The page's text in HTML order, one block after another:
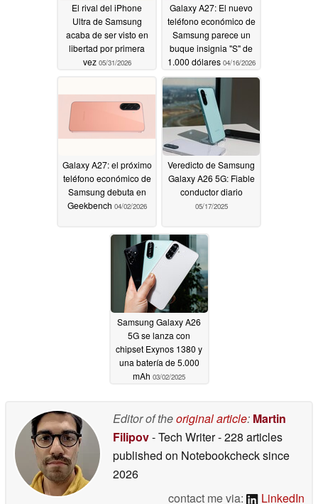
El rival del iPhone
Ultra de Samsung
acaba de ser visto en
libertad por primera
vez 05/31/2026
Galaxy A27: El nuevo
teléfono económico de
Samsung parece un
buque insignia "S" de
1.000 dólares 04/16/2026
Galaxy A27: el próximo
teléfono económico de
Samsung debuta en
Geekbench 04/02/2026
Veredicto de Samsung
Galaxy A26 5G: Fiable
conductor diario
05/17/2025
Samsung Galaxy A26
5G se lanza con
chipset Exynos 1380 y
una batería de 5.000
mAh 03/02/2025
Editor of theoriginal article: Martin
Filipov- Tech Writer- 228 articles
published on Notebookchecksince
2026
contact me via:
LinkedIn